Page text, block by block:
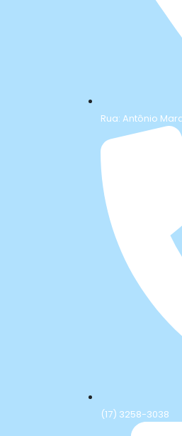
Rua: Antônio
(17) 3258-3038